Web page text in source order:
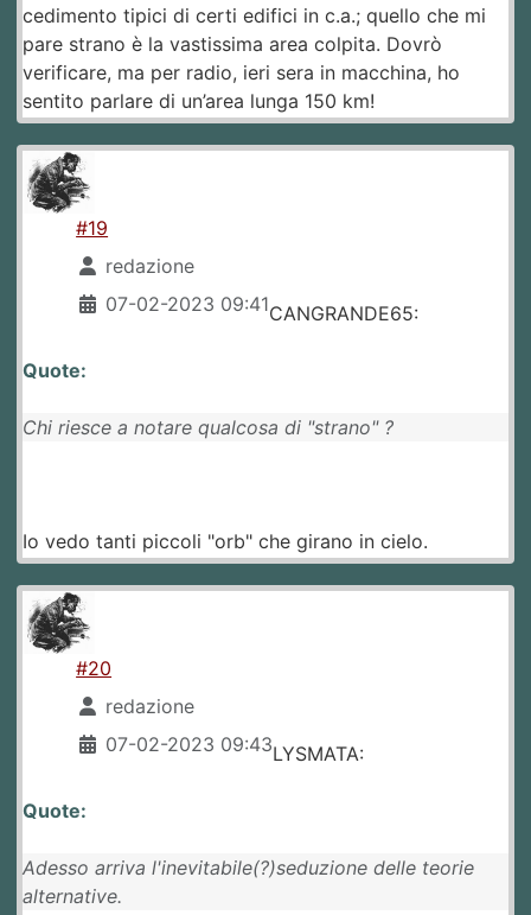
cedimento tipici di certi edifici in c.a.; quello che mi
pare strano è la vastissima area colpita. Dovrò
verificare, ma per radio, ieri sera in macchina, ho
sentito parlare di un’area lunga 150 km!
#19
redazione
07-02-2023 09:41CANGRANDE65:
Quote:
Chi riesce a notare qualcosa di "strano" ?
Io vedo tanti piccoli "orb" che girano in cielo.
#20
redazione
07-02-2023 09:43LYSMATA:
Quote:
Adesso arriva l'inevitabile(?)seduzione delle teorie
alternative.